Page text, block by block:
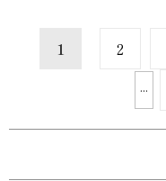
1 2
...